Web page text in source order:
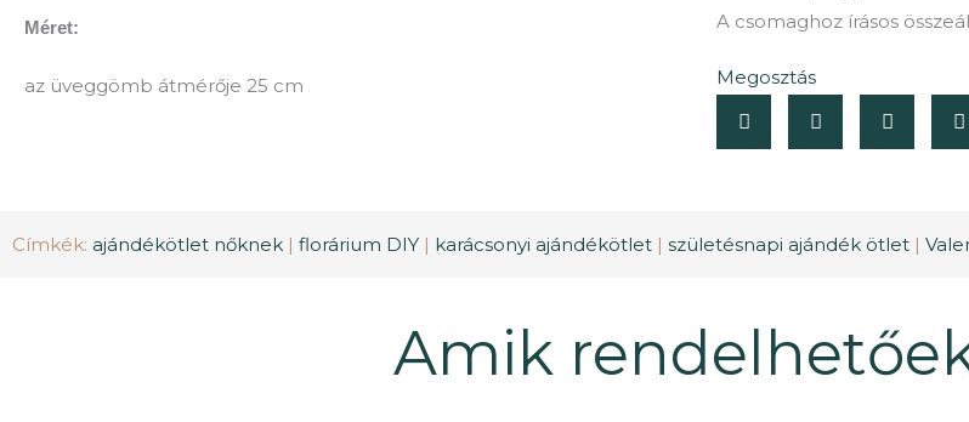
Méret:
az üveggömb átmérője 25 cm
A csomaghoz írásos
Megosztás
Címkék: ajándékötlet nőknek | florárium DIY | karácsonyi ajándékötlet | születésnapi ajándék ötlet |
Amik